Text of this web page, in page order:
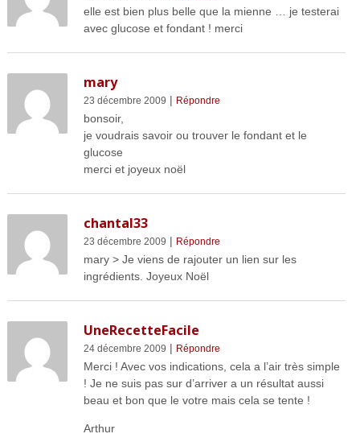
elle est bien plus belle que la mienne … je testerai
avec glucose et fondant ! merci
mary
23 décembre 2009 | Répondre
bonsoir,
je voudrais savoir ou trouver le fondant et le
glucose
merci et joyeux noël
chantal33
23 décembre 2009 | Répondre
mary > Je viens de rajouter un lien sur les
ingrédients. Joyeux Noël
UneRecetteFacile
24 décembre 2009 | Répondre
Merci ! Avec vos indications, cela a l’air très simple
! Je ne suis pas sur d’arriver a un résultat aussi
beau et bon que le votre mais cela se tente !
Arthur